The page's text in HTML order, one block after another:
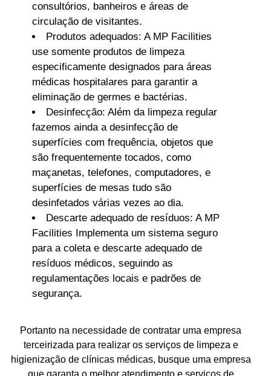
consultórios, banheiros e áreas de
circulação de visitantes.
Produtos adequados: A MP Facilities
use somente produtos de limpeza
especificamente designados para áreas
médicas hospitalares para garantir a
eliminação de germes e bactérias.
Desinfecção: Além da limpeza regular
fazemos ainda a desinfecção de
superfícies com frequência, objetos que
são frequentemente tocados, como
maçanetas, telefones, computadores, e
superfícies de mesas tudo são
desinfetados várias vezes ao dia.
Descarte adequado de resíduos: A MP
Facilities Implementa um sistema seguro
para a coleta e descarte adequado de
resíduos médicos, seguindo as
regulamentações locais e padrões de
segurança.
Portanto na necessidade de contratar uma empresa
terceirizada para realizar os serviços de limpeza e
higienização de clínicas médicas, busque uma empresa
que garanta o melhor atendimento e serviços de